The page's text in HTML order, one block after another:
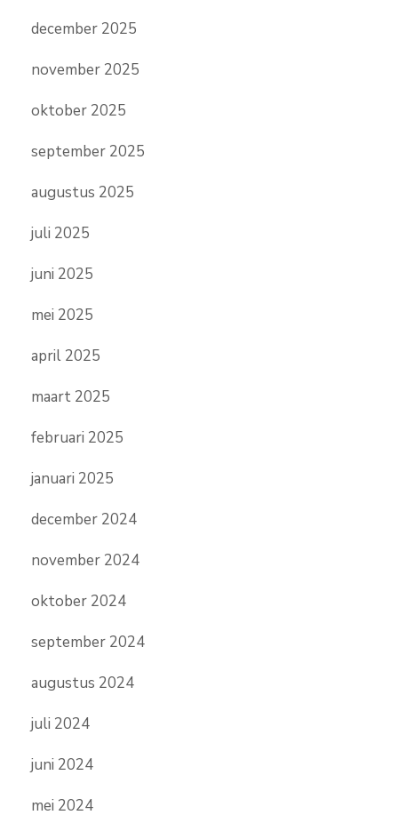
december 2025
november 2025
oktober 2025
september 2025
augustus 2025
juli 2025
juni 2025
mei 2025
april 2025
maart 2025
februari 2025
januari 2025
december 2024
november 2024
oktober 2024
september 2024
augustus 2024
juli 2024
juni 2024
mei 2024